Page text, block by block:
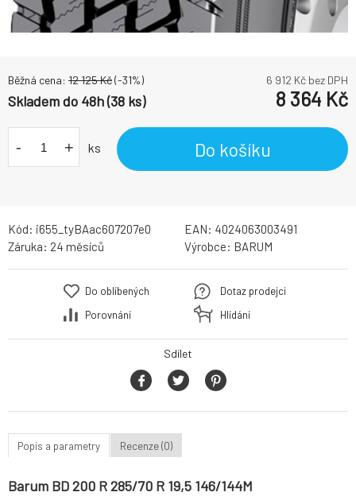
Běžná cena: 12 125Kč(-31%) 6 912 Kč bez DPH
Skladem do 48h (38 ks) 8 364 Kč
- + ks Do košíku
Kód: i655_tyBAac607207e0 EAN: 4024063003491
Záruka: 24 měsíců Výrobce: BARUM
Do oblíbených
Porovnání
Dotaz prodejci
Hlídání
Sdílet
Popis a parametry Recenze (0)
Barum BD 200 R 285/70 R 19,5 146/144M